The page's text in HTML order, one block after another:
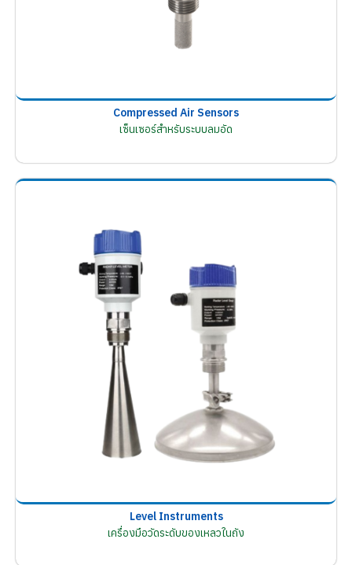
Compressed Air Sensors
เซ็นเซอร์สำหรับระบบลมอัด
Level Instruments
เครื่องมือวัดระดับของเหลวในถัง